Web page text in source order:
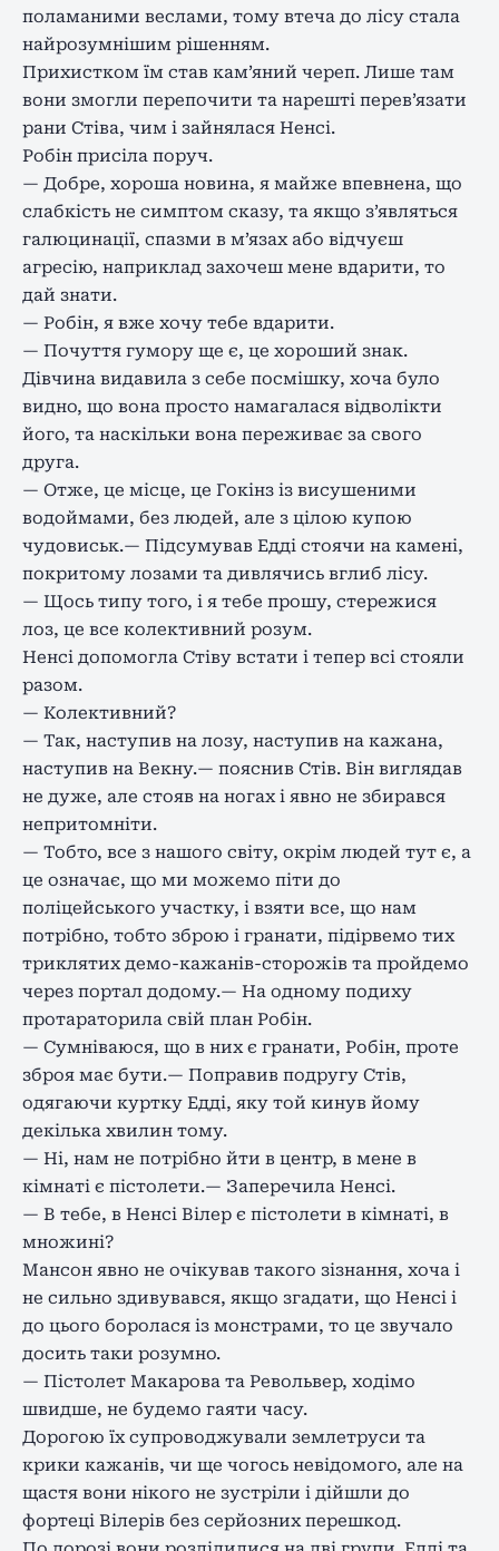
поламаними веслами, тому втеча до лісу стала
найрозумнішим рішенням.
Прихистком їм став кам’яний череп. Лише там
вони змогли перепочити та нарешті перев’язати
рани Стіва, чим і зайнялася Ненсі.
Робін присіла поруч.
— Добре, хороша новина, я майже впевнена, що
слабкість не симптом сказу, та якщо з’являться
галюцинації, спазми в м’язах або відчуєш
агресію, наприклад захочеш мене вдарити, то
дай знати.
— Робін, я вже хочу тебе вдарити.
— Почуття гумору ще є, це хороший знак.
Дівчина видавила з себе посмішку, хоча було
видно, що вона просто намагалася відволікти
його, та наскільки вона переживає за свого
друга.
— Отже, це місце, це Гокінз із висушеними
водоймами, без людей, але з цілою купою
чудовиськ.— Підсумував Едді стоячи на камені,
покритому лозами та дивлячись вглиб лісу.
— Щось типу того, і я тебе прошу, стережися
лоз, це все колективний розум.
Ненсі допомогла Стіву встати і тепер всі стояли
разом.
— Колективний?
— Так, наступив на лозу, наступив на кажана,
наступив на Векну.— пояснив Стів. Він виглядав
не дуже, але стояв на ногах і явно не збирався
непритомніти.
— Тобто, все з нашого світу, окрім людей тут є, а
це означає, що ми можемо піти до
поліцейського участку, і взяти все, що нам
потрібно, тобто зброю і гранати, підірвемо тих
триклятих демо-кажанів-сторожів та пройдемо
через портал додому.— На одному подиху
протараторила свій план Робін.
— Сумніваюся, що в них є гранати, Робін, проте
зброя має бути.— Поправив подругу Стів,
одягаючи куртку Едді, яку той кинув йому
декілька хвилин тому.
— Ні, нам не потрібно йти в центр, в мене в
кімнаті є пістолети.— Заперечила Ненсі.
— В тебе, в Ненсі Вілер є пістолети в кімнаті, в
множині?
Мансон явно не очікував такого зізнання, хоча і
не сильно здивувався, якщо згадати, що Ненсі і
до цього боролася із монстрами, то це звучало
досить таки розумно.
— Пістолет Макарова та Револьвер, ходімо
швидше, не будемо гаяти часу.
Дорогою їх супроводжували землетруси та
крики кажанів, чи ще чогось невідомого, але на
щастя вони нікого не зустріли і дійшли до
фортеці Вілерів без серйозних перешкод.